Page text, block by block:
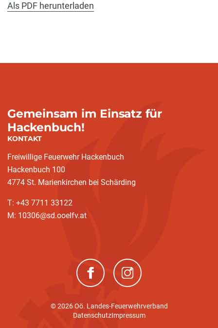
Als PDF herunterladen
Gemeinsam im Einsatz für
Hackenbuch!
KONTAKT
Freiwillige Feuerwehr Hackenbuch
Hackenbuch 100
4774 St. Marienkirchen bei Schärding
T: +43 7711 33122
M: 10306@sd.ooelfv.at
(neues Fenster)(neues Fenster)
© 2026 Oö. Landes-Feuerwehrverband
Datenschutz(current)
Impressum